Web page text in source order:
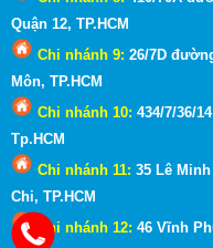
Quận 12, TP.HCM
Chi nhánh 9: 26/7D
Môn, TP.HCM
Chi nhánh 10: 434/7/36/
Tp.HCM
Chi nhánh 11: 35 Lê
Chi, TP.HCM
Chi nhánh 12: 46 Vĩnh